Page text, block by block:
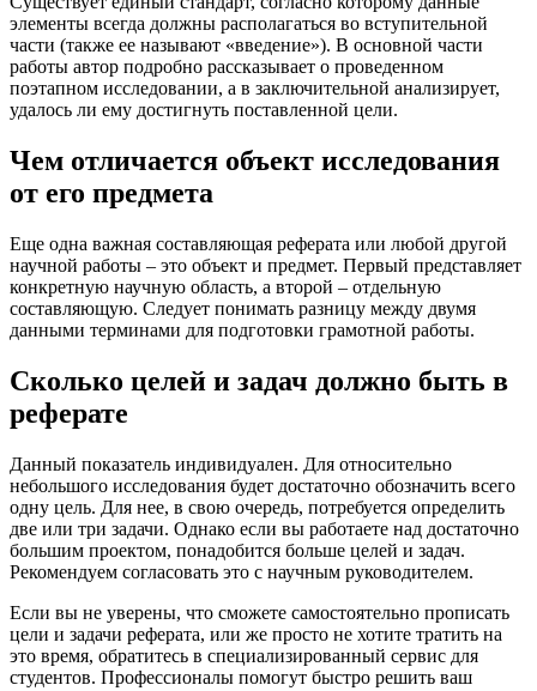
элементы всегда должны располагаться во вступительной
части (также ее называют «введение»). В основной части
работы автор подробно рассказывает о проведенном
поэтапном исследовании, а в заключительной анализирует,
удалось ли ему достигнуть поставленной цели.
Чем отличается объект исследования
от его предмета
Еще одна важная составляющая реферата или любой другой
научной работы – это объект и предмет. Первый представляет
конкретную научную область, а второй – отдельную
составляющую. Следует понимать разницу между двумя
данными терминами для подготовки грамотной работы.
Сколько целей и задач должно быть в
реферате
Данный показатель индивидуален. Для относительно
небольшого исследования будет достаточно обозначить всего
одну цель. Для нее, в свою очередь, потребуется определить
две или три задачи. Однако если вы работаете над достаточно
большим проектом, понадобится больше целей и задач.
Рекомендуем согласовать это с научным руководителем.
Если вы не уверены, что сможете самостоятельно прописать
цели и задачи реферата, или же просто не хотите тратить на
это время, обратитесь в специализированный сервис для
студентов. Профессионалы помогут быстро решить ваш